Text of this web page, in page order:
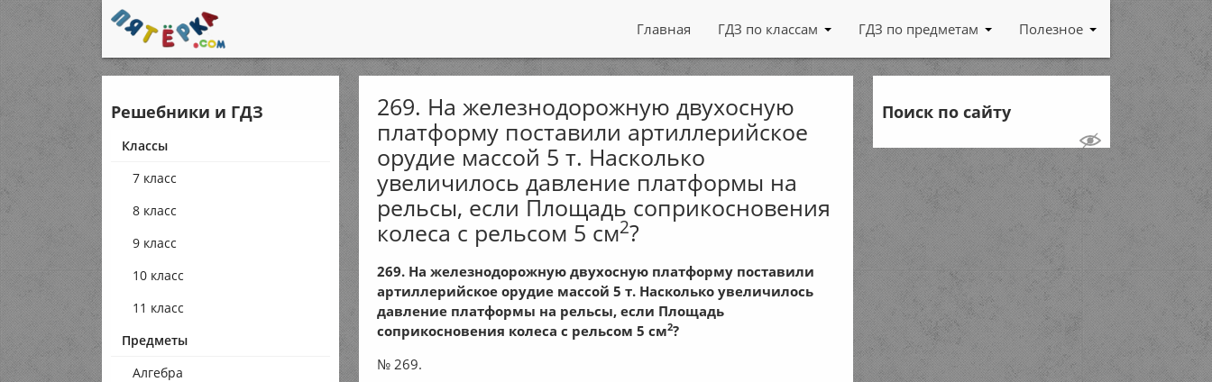
Главная ГДЗ по классам ГДЗ по предметам Полезное
Решебники и ГДЗ
Классы
7 класс
8 класс
9 класс
10 класс
11 класс
Предметы
Алгебра
269. На железнодорожную двухосную
платформу поставили артиллерийское
орудие массой 5 т. Насколько
увеличилось давление платформы на
рельсы, если Площадь соприкосновения
колеса с рельсом 5 см2?
269. На железнодорожную двухосную платформу поставили
артиллерийское орудие массой 5 т. Насколько увеличилось
давление платформы на рельсы, если Площадь
соприкосновения колеса с рельсом 5 см2?
№ 269.
Поиск по сайту